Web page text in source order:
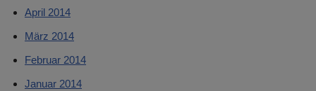
April 2014
März 2014
Februar 2014
Januar 2014